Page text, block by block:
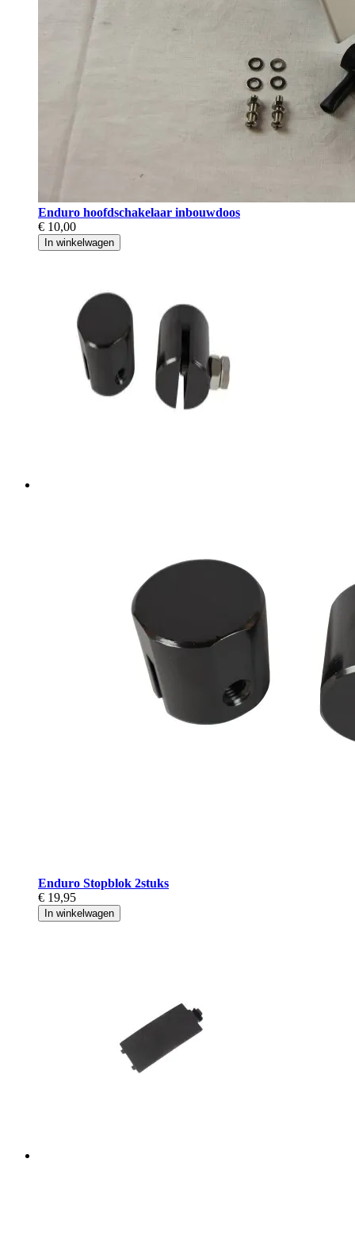
Enduro hoofdschakelaar inbouwdoos
€ 10,00
In winkelwagen
Enduro Stopblok 2stuks
€ 19,95
In winkelwagen